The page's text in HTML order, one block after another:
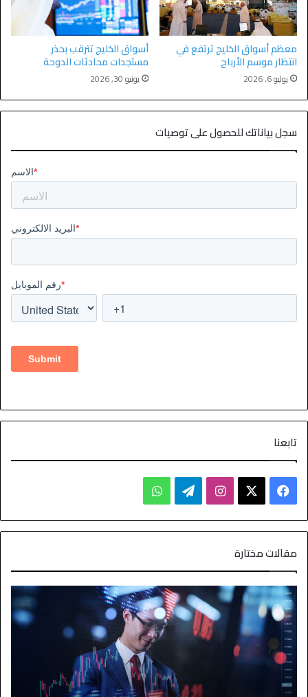
معظم أسواق الخليج ترتفع في
انتظار موسم الأرباح
يوليو 6, 2026
أسواق الخليج تترقب بحذر
مستجدات محادثات الدوحة
يونيو 30, 2026
سجل بياناتك للحصول على توصيات
تابعنا
مقالات مختارة